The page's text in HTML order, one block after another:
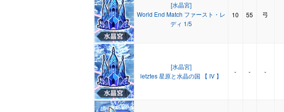
[水晶宮]
World End Match ファースト・レ
ディ 1/5
10 55 弓
[水晶宮]
letztes 星原と水晶の国 【 IV 】
- - -